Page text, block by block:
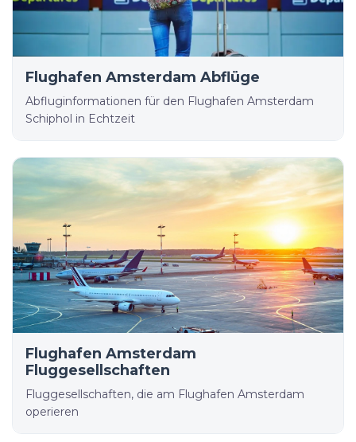
Flughafen Amsterdam Abflüge
Abfluginformationen für den Flughafen Amsterdam
Schiphol in Echtzeit
Flughafen Amsterdam
Fluggesellschaften
Fluggesellschaften, die am Flughafen Amsterdam
operieren